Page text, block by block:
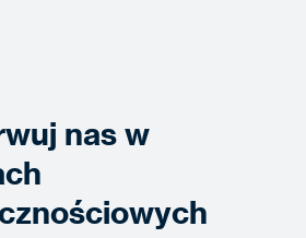
nas w